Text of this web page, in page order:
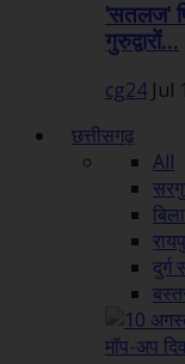
'सतलज'
गुरुद्वारों...
cg24 Jul
छत्तीसगढ़
All
दुर्ग